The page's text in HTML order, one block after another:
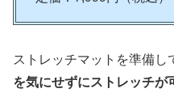
ストレッチマットを準備し
を気にせずにストレッチが